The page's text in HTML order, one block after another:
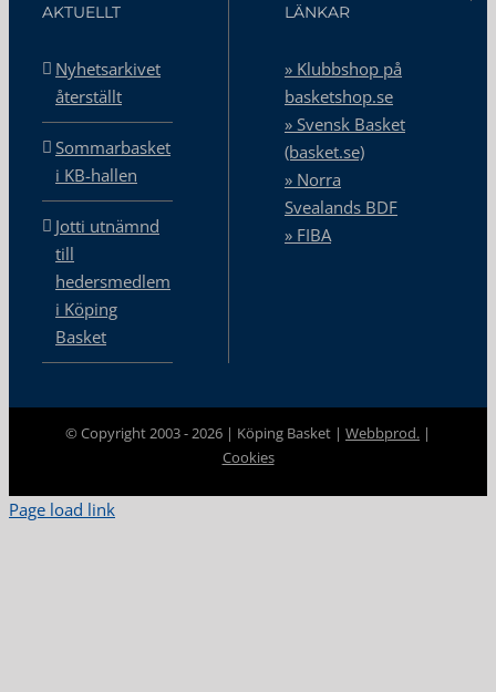
AKTUELLT
Nyhetsarkivet
återställt
Sommarbasket
i KB-hallen
Jotti utnämnd
till
hedersmedlem
i Köping
Basket
LÄNKAR
» Klubbshop på
basketshop.se
» Svensk Basket
(basket.se)
» Norra
Svealands BDF
» FIBA
© Copyright 2003 -2026 | Köping Basket | Webbprod. |
Cookies
Page load link